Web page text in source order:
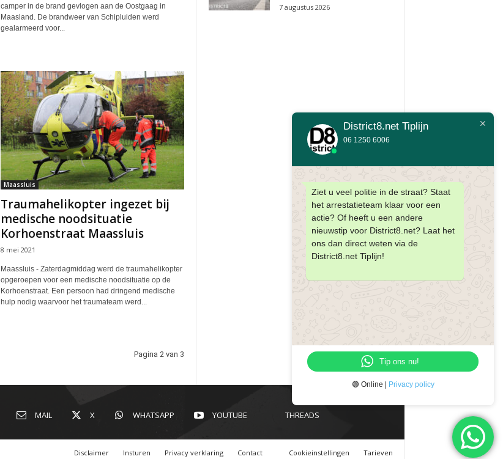
camper in de brand gevlogen aan de Oostgaag in
Maasland. De brandweer van Schipluiden werd
gealarmeerd voor...
Maassluis
Traumahelikopter ingezet bij
medische noodsituatie
Korhoenstraat Maassluis
8 mei 2021
Maassluis - Zaterdagmiddag werd de traumahelikopter
opgeroepen voor een medische noodsituatie op de
Korhoenstraat. Een persoon had dringend medische
hulp nodig waarvoor het traumateam werd...
Pagina 2 van 3
7 augustus 2026
MAIL X WHATSAPP YOUTUBE THREADS
Disclaimer Insturen Privacy verklaring Contact Cookieinstellingen Tarieven
District8.net Tiplijn
06 1250 6006
Ziet u veel politie in de straat? Staat
het arrestatieteam klaar voor een
actie? Of heeft u een andere
nieuwstip voor District8.net? Laat het
ons dan direct weten via de
District8.net Tiplijn!
Tip ons nu!
🟢 Online | Privacy policy